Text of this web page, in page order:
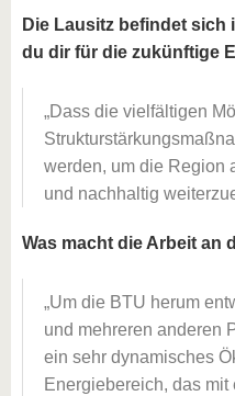
Die Lausitz befindet sich
du dir für die zukünftige
Dass die vielfältigen
werden, um die Region
und nachhaltig
Was macht die Arbeit an
Um die BTU herum
und mehreren anderen
ein sehr dynamisches
Energiebereich, das